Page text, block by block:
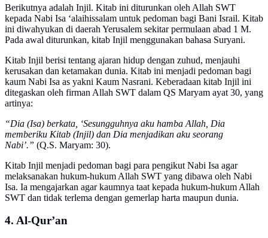
Berikutnya adalah Injil. Kitab ini diturunkan oleh Allah SWT
kepada Nabi Isa ‘alaihissalam untuk pedoman bagi Bani Israil. Kitab
ini diwahyukan di daerah Yerusalem sekitar permulaan abad 1 M.
Pada awal diturunkan, kitab Injil menggunakan bahasa Suryani.
Kitab Injil berisi tentang ajaran hidup dengan zuhud, menjauhi
kerusakan dan ketamakan dunia. Kitab ini menjadi pedoman bagi
kaum Nabi Isa as yakni Kaum Nasrani. Keberadaan kitab Injil ini
ditegaskan oleh firman Allah SWT dalam QS Maryam ayat 30, yang
artinya:
“Dia (Isa) berkata, ‘Sesungguhnya aku hamba Allah, Dia
memberiku Kitab (Injil) dan Dia menjadikan aku seorang
Nabi’.” (Q.S. Maryam: 30).
Kitab Injil menjadi pedoman bagi para pengikut Nabi Isa agar
melaksanakan hukum-hukum Allah SWT yang dibawa oleh Nabi
Isa. Ia mengajarkan agar kaumnya taat kepada hukum-hukum Allah
SWT dan tidak terlema dengan gemerlap harta maupun dunia.
4. Al-Qur’an